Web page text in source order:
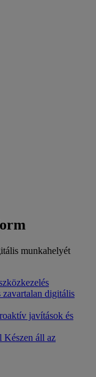
munkahelyét
zavartalan digitális
javítások és
Készen áll az